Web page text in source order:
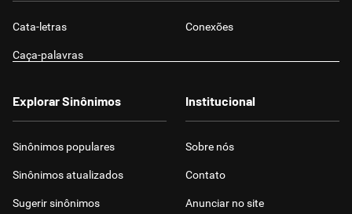
Cata-letras Conexões
Caça-palavras
Explorar Sinônimos
Sinônimos populares
Sinônimos atualizados
Sugerir sinônimos
Institucional
Sobre nós
Contato
Anunciar no site